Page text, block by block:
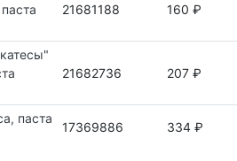
21681188 160 ₽
21682736 207 ₽
паста
17369886 334 ₽